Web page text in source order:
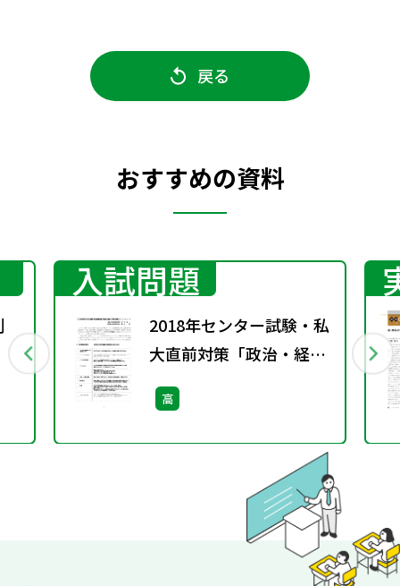
戻る
おすすめの資料
入試問題
2018年センター試験・私
大直前対策「政治・経
済」一問一答集
高